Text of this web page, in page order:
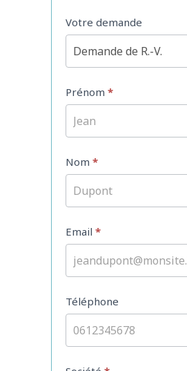
Contact
Formations
Votre demande
Prénom *
Nom *
Email *
Téléphone